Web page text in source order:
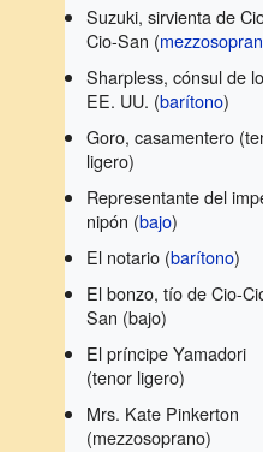
Suzuki, sirvienta de
Cio-San (
Sharpless, cónsul de
EE. UU. (barítono)
Goro, casamentero
ligero)
Representante del
nipón (bajo)
El notario (barítono)
El bonzo, tío de Cio-
San (bajo)
El príncipe Yamadori
(tenor ligero)
Mrs. Kate Pinkerton
(mezzosoprano)